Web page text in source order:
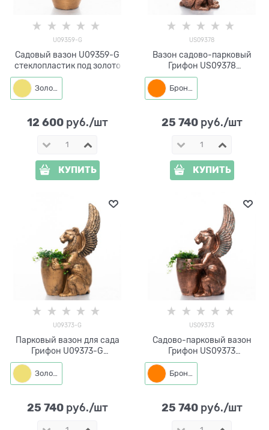
U09359-G
Садовый вазон U09359-G
стеклопластик под золото
Золото
12 600 руб./шт
КУПИТЬ
US09378
Вазон садово-парковый
Грифон US09378
стеклопластик под бронзу
Бронза
25 740 руб./шт
КУПИТЬ
U09373-G
Парковый вазон для сада
Грифон U09373-G
стеклопластик под золото
Золото
25 740 руб./шт
US09373
Садово-парковый вазон
Грифон US09373
стеклопластик под бронзу
Бронза
25 740 руб./шт